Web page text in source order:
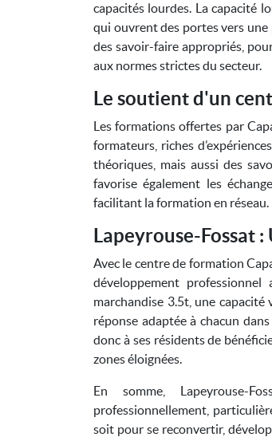
capacités lourdes. La capacité
qui ouvrent des portes vers
des savoir-faire appropriés,
aux normes strictes du secteur.
Le soutient d'un
Les formations offertes par
formateurs, riches
théoriques, mais aussi des
favorise également les
facilitant la formation en réseau.
Lapeyrouse-Fossat
Avec le centre de formation
développement
marchandise 3.5t, une
réponse adaptée à chacun
donc à ses résidents de
zones éloignées.
En somme, Lapeyrouse-
professionnellement,
soit pour se reconvertir,